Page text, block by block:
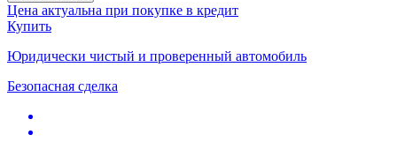
Цена актуальна при покупке в кредит
Купить
Юридически чистый и проверенный автомобиль
Безопасная сделка